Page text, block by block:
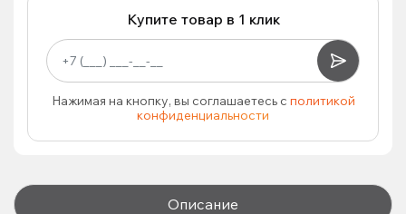
Купите товар в 1 клик
Нажимая на кнопку, вы соглашаетесь с политикой
конфиденциальности
Описание